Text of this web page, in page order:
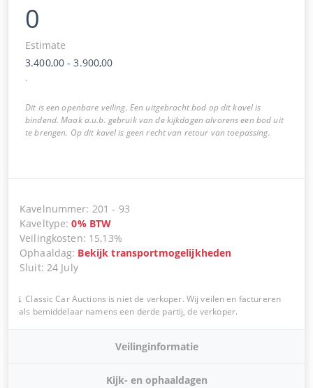
0
Estimate
3.400,00 -3.900,00
.
Dit is een openbare veiling. Een uitgebracht bod op dit kavel is
bindend. Maak a.u.b. gebruik van de kijkdagen alvorens een bod uit
te brengen. Op dit kavel is geen recht van retour van toepassing.
Kavelnummer: 201 - 93
Kaveltype:0% BTW
Veilingkosten: 15,13%
Ophaaldag: Bekijk transportmogelijkheden
Sluit: 24 July
Classic Car Auctions is niet de verkoper. Wij veilen en factureren
als bemiddelaar namens een derde partij, de verkoper.
Veilinginformatie
Kijk- en ophaaldagen